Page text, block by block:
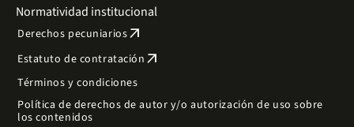
Normatividad institucional
Derechos pecuniariosarrow_outward
Estatuto de contratación arrow_outward
Términos y condiciones
Política de derechos de autor y/o autorización de uso sobre
los contenidos